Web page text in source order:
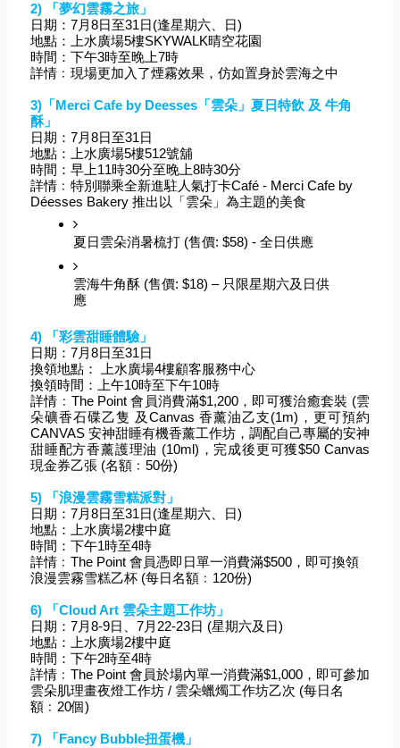
2) 「夢幻雲霧之旅」
日期：7月8日至31日(逢星期六、日)
地點：上水廣場5樓SKYWALK晴空花園
時間：下午3時至晚上7時
詳情﹕現場更加入了煙霧效果，仿如置身於雲海之中
3)「Merci Cafe by Deesses「雲朵」夏日特飲 及 牛角
酥」
日期：7月8日至31日
地點：上水廣場5樓512號舖
時間：早上11時30分至晚上8時30分
詳情﹕特別聯乘全新進駐人氣打卡Café - Merci Cafe by
Déesses Bakery 推出以「雲朵」為主題的美食
夏日雲朵消暑梳打 (售價: $58) - 全日供應
雲海牛角酥 (售價: $18) – 只限星期六及日供
應
4) 「彩雲甜睡體驗」
日期：7月8日至31日
換領地點： 上水廣場4樓顧客服務中心
換領時間：上午10時至下午10時
詳情﹕The Point 會員消費滿$1,200，即可獲治癒套裝 (雲
朵礦香石碟乙隻 及Canvas 香薰油乙支(1m)，更可預約
CANVAS 安神甜睡有機香薰工作坊，調配自己專屬的安神
甜睡配方香薰護理油 (10ml)，完成後更可獲$50 Canvas
現金券乙張 (名額﹕50份)
5) 「浪漫雲霧雪糕派對」
日期：7月8日至31日(逢星期六、日)
地點：上水廣場2樓中庭
時間：下午1時至4時
詳情﹕The Point 會員憑即日單一消費滿$500，即可換領
浪漫雲霧雪糕乙杯 (每日名額﹕120份)
6) 「Cloud Art 雲朵主題工作坊」
日期：7月8-9日、7月22-23日 (星期六及日)
地點：上水廣場2樓中庭
時間：下午2時至4時
詳情﹕The Point 會員於場內單一消費滿$1,000，即可參加
雲朵肌理畫夜燈工作坊 / 雲朵蠟燭工作坊乙次 (每日名
額﹕20個)
7) 「Fancy Bubble扭蛋機」